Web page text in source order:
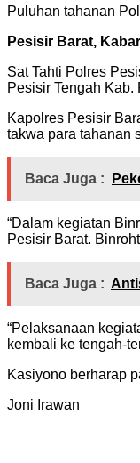
Puluhan tahanan
Pesisir Barat,
Sat Tahti Polres
Pesisir Tengah Kab.
Kapolres Pesisir
takwa para tahanan
Baca Juga :
“Dalam kegiatan
Pesisir Barat.
Baca Juga :
“Pelaksanaan
kembali ke tengah-
Kasiyono berharap
Joni Irawan